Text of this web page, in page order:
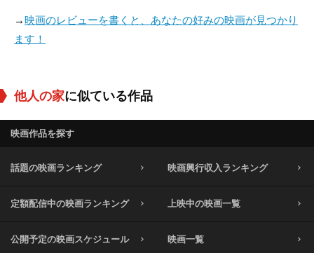
→映画のレビューを書くと、あなたの好みの映画が見つかり
ます！
他人の家に似ている作品
映画作品を探す
話題の映画ランキング 映画興行収入ランキング
定額配信中の映画ランキング 上映中の映画一覧
公開予定の映画スケジュール 映画一覧